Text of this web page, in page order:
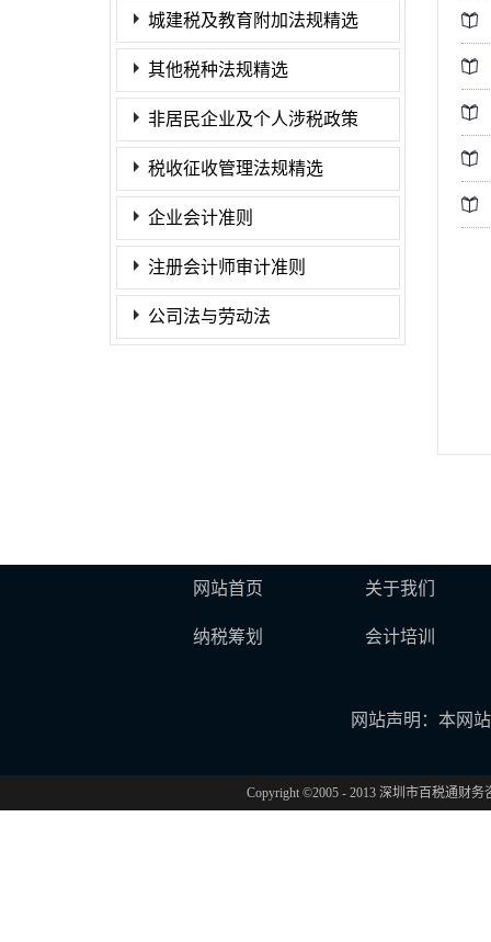
城建税及教育附加法规精选
其他税种法规精选
非居民企业及个人涉税政策
税收征收管理法规精选
企业会计准则
注册会计师审计准则
公司法与劳动法
网站首页 关于我们
纳税筹划 会计培训
网站声明：本网
Copyright ©2005 - 2013 深圳市百税通财务